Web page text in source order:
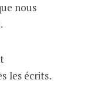
nous
les écrits.